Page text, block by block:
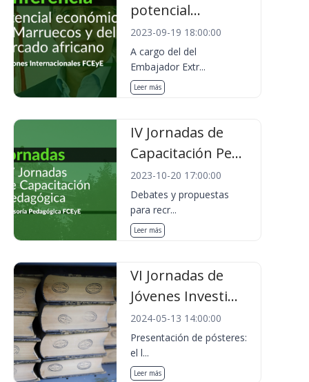
potencial...
2023-09-19 18:00:00
A cargo del del
Embajador Extr...
Leer más
IV Jornadas de
Capacitación Pe...
2023-10-20 17:00:00
Debates y propuestas
para recr...
Leer más
VI Jornadas de
Jóvenes Investi...
2024-05-13 14:00:00
Presentación de pósteres:
el l...
Leer más